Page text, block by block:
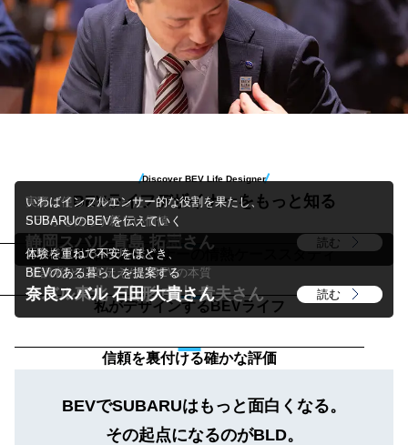
Discover BEV Life Designer
BEVライフデザイナーをもっと知る
BEVライフデザイナーの情熱ケーススタディ
実際に使って分かった、
BEVがもたらす新しい価値
栃木スバル 清水 一樹さん 読む
いわばインフルエンサー的な役割を果たし、
SUBARUのBEVを伝えていく
静岡スバル 青島 拓三さん 読む
私がデザインするBEVライフ
お客様とSUBARUを繋ぐ
”通訳者”として伝えたいBEVの本質
スバル東北・山形 中山 貴夫さん 読む
体験を重ねて不安をほどき、
BEVのある暮らしを提案する
奈良スバル 石田 大貴さん 読む
信頼を裏付ける確かな評価
BEVでSUBARUはもっと面白くなる。
その起点になるのがBLD。